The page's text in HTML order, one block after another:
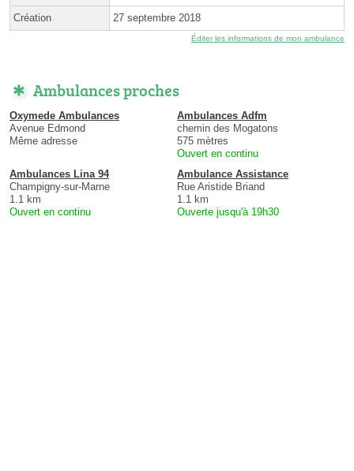
Création 27 septembre 2018
Éditer les informations de mon ambulance
Ambulances proches
Oxymede Ambulances
Avenue Edmond
Même adresse
Ambulances Adfm
chemin des Mogatons
575 mètres
Ouvert en continu
Ambulances Lina 94
Champigny-sur-Marne
1.1 km
Ouvert en continu
Ambulance Assistance
Rue Aristide Briand
1.1 km
Ouverte jusqu'à 19h30